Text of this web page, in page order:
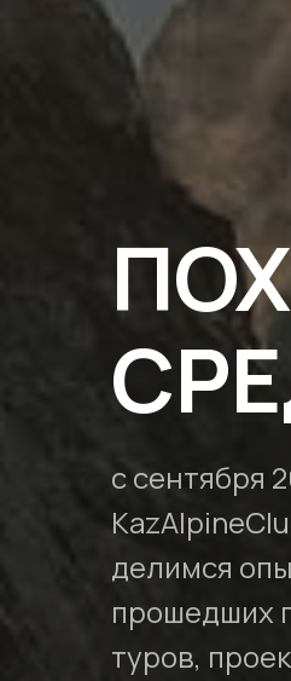
с сентября
делимся
прошедших
туров,